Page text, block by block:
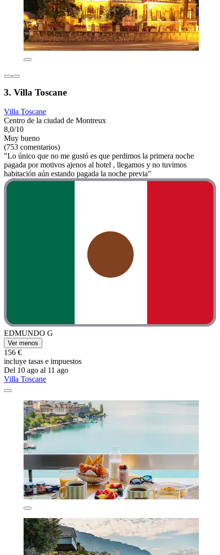
3. Villa Toscane
Villa Toscane
Centro de la ciudad de Montreux
8,0/10
Muy bueno
(753 comentarios)
"Lo único que no me gustó es que perdimos la primera noche
pagada por motivos ajenos al hotel , llegamos y no tuvimos
habitación aún estando pagada la noche previa"
EDMUNDO G
Ver menos
156 €
incluye tasas e impuestos
Del 10 ago al 11 ago
Villa Toscane